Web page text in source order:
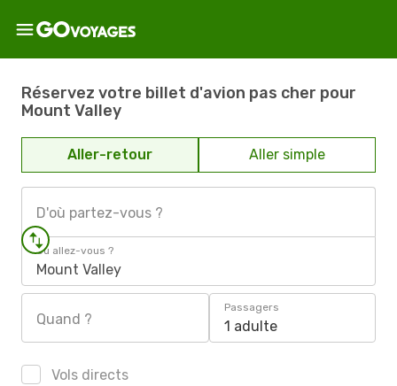
Réservez votre billet d'avion pas cher pour
Mount Valley
Aller-retour Aller simple
D'où partez-vous ?
Où allez-vous ?
Mount Valley
Quand ?
Passagers
1 adulte
Vols directs